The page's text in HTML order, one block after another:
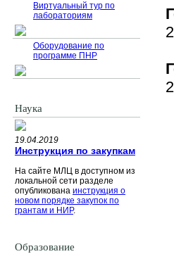
Виртуальный тур по
лабораториям
Оборудование по
программе ПНР
Наука
19.04.2019
Инструкция по закупкам
На сайте МЛЦ в доступном из
локальной сети разделе
опубликована инструкция о
новом порядке закупок по
грантам и НИР.
Образование